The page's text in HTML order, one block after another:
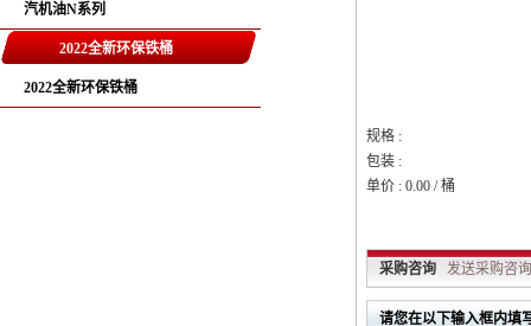
汽机油N系列
2022全新环保铁桶
2022全新环保铁桶
规格 :
包装 :
单价 : 0.00 / 桶
采购咨询 发送采购咨
请您在以下输入框内填